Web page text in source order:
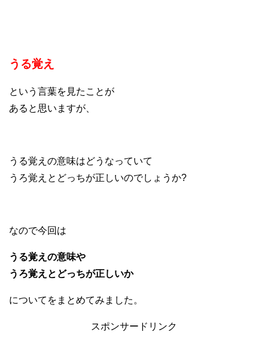
うる覚え
という言葉を見たことが
あると思いますが、
うる覚えの意味はどうなっていて
うろ覚えとどっちが正しいのでしょうか?
なので今回は
うる覚えの意味や
うろ覚えとどっちが正しいか
についてをまとめてみました。
スポンサードリンク